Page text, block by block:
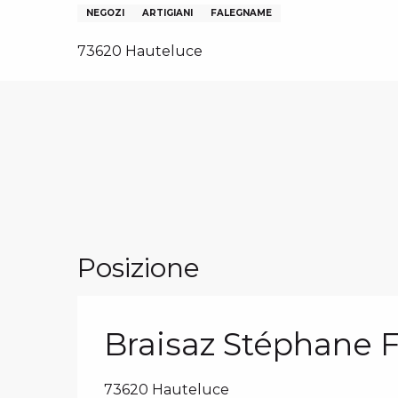
GRUPPI, COMITATI AZIENDALI
NEGOZI ARTIGIANI FALEGNAME
73620 Hauteluce
Posizione
Braisaz Stéphane
73620 Hauteluce